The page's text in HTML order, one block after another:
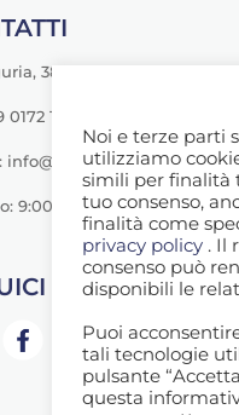
38 - Savigliano (CN)
0172 1790000
info@dentalmeditalia.it
9:00-20:00
SU
Noi e terze parti
utilizziamo
simili per finalità
tuo consenso,
finalità come
privacy policy . Il
consenso può
disponibili le
Puoi
tali tecnologie
pulsante
questa